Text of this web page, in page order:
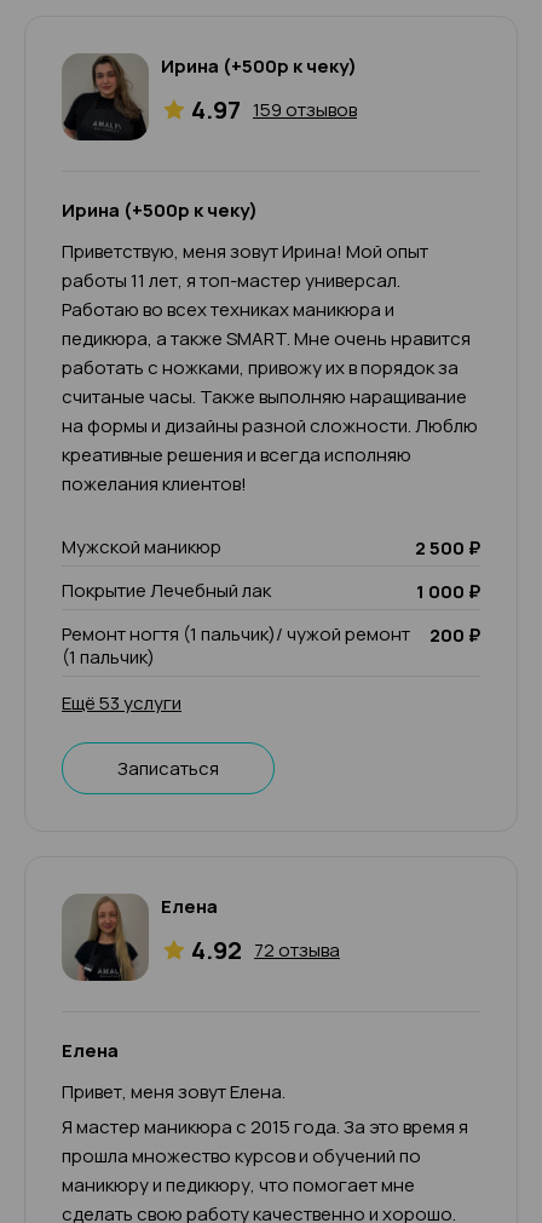
Ирина (+500р к чеку)
4.97 159 отзывов
Ирина (+500р к чеку)
Приветствую, меня зовут Ирина! Мой опыт
работы 11 лет, я топ-мастер универсал.
Работаю во всех техниках маникюра и
педикюра, а также SMART. Мне очень нравится
работать с ножками, привожу их в порядок за
считаные часы. Также выполняю наращивание
на формы и дизайны разной сложности. Люблю
креативные решения и всегда исполняю
пожелания клиентов!
Мужской маникюр
2 500 ₽
Покрытие Лечебный лак
1 000 ₽
Ремонт ногтя (1 пальчик)/ чужой ремонт
(1 пальчик)
200 ₽
Ещё 53 услуги
Записаться
Елена
4.92 72 отзыва
Елена
Привет, меня зовут Елена.
Я мастер маникюра с 2015 года. За это время я
прошла множество курсов и обучений по
маникюру и педикюру, что помогает мне
сделать свою работу качественно и хорошо.